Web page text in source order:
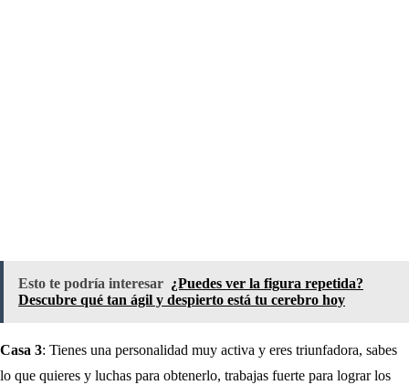
Esto te podría interesar ¿Puedes ver la figura repetida?
Descubre qué tan ágil y despierto está tu cerebro hoy
Casa 3: Tienes una personalidad muy activa y eres triunfadora, sabes
lo que quieres y luchas para obtenerlo, trabajas fuerte para lograr los